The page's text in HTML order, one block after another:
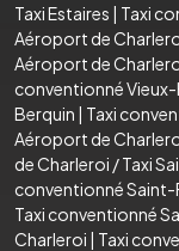
Taxi Estaires | Taxi
Aéroport de
Aéroport de
conventionné
Berquin | Taxi
Aéroport de
de Charleroi /Taxi
conventionné
Taxi conventionné
Charleroi | Taxi